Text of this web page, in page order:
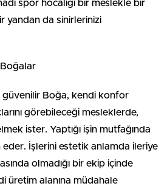
spor hocalığı bir meslekle bir
yandan da sinirlerinizi
güvenilir Boğa, kendi konfor
görebileceği mesleklerde,
ister. Yaptığı işin mutfağında
eder. İşlerini estetik anlamda ileriye
olmadığı bir ekip içinde
üretim alanına müdahale